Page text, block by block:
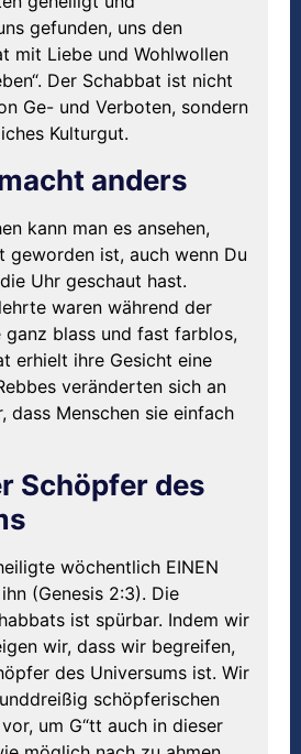
gefunden, uns den
mit Liebe und Wohlwollen
Der Schabbat ist nicht
Ge- und Verboten, sondern
Kulturgut.
anders
kann man es ansehen,
geworden ist, auch wenn Du
Uhr geschaut hast.
waren während der
ganz blass und fast farblos,
erhielt ihre Gesicht eine
veränderten sich an
dass Menschen sie einfach
Schöpfer des
wöchentlich EINEN
(Genesis 2:3). Die
ist spürbar. Indem wir
wir, dass wir begreifen,
des Universums ist. Wir
schöpferischen
um G“tt auch in dieser